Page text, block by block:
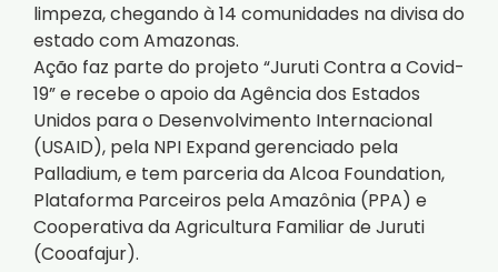
limpeza, chegando à 14 comunidades na divisa do
estado com Amazonas.
Ação faz parte do projeto “Juruti Contra a Covid-
19” e recebe o apoio da Agência dos Estados
Unidos para o Desenvolvimento Internacional
(USAID), pela NPI Expand gerenciado pela
Palladium, e tem parceria da Alcoa Foundation,
Plataforma Parceiros pela Amazônia (PPA) e
Cooperativa da Agricultura Familiar de Juruti
(Cooafajur).